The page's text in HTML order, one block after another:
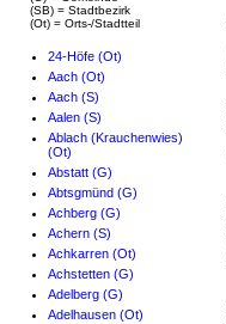
(SB) = Stadtbezirk
(Ot) = Orts-/Stadtteil
24-Höfe (Ot)
Aach (Ot)
Aach (S)
Aalen (S)
Ablach (Krauchenwies)
(Ot)
Abstatt (G)
Abtsgmünd (G)
Achberg (G)
Achern (S)
Achkarren (Ot)
Achstetten (G)
Adelberg (G)
Adelhausen (Ot)